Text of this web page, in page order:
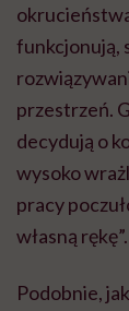
funkcjonują,
przestrzeń.
decydują o
wysoko
pracy
własną rękę”.
Podobnie,